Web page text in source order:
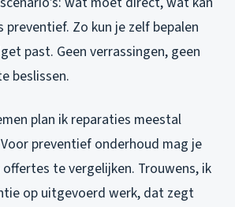
Zo kun je zelf bepalen
past. Geen verrassingen, geen
beslissen.
plan ik reparaties meestal
preventief onderhoud mag je
te vergelijken. Trouwens, ik
op uitgevoerd werk, dat zegt